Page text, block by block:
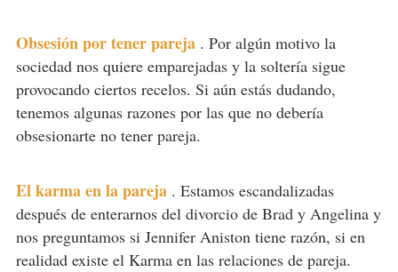
Obsesión por tener pareja . Por algún motivo la
sociedad nos quiere emparejadas y la soltería sigue
provocando ciertos recelos. Si aún estás dudando,
tenemos algunas razones por las que no debería
obsesionarte no tener pareja.
El karma en la pareja . Estamos escandalizadas
después de enterarnos del divorcio de Brad y Angelina y
nos preguntamos si Jennifer Aniston tiene razón, si en
realidad existe el Karma en las relaciones de pareja.